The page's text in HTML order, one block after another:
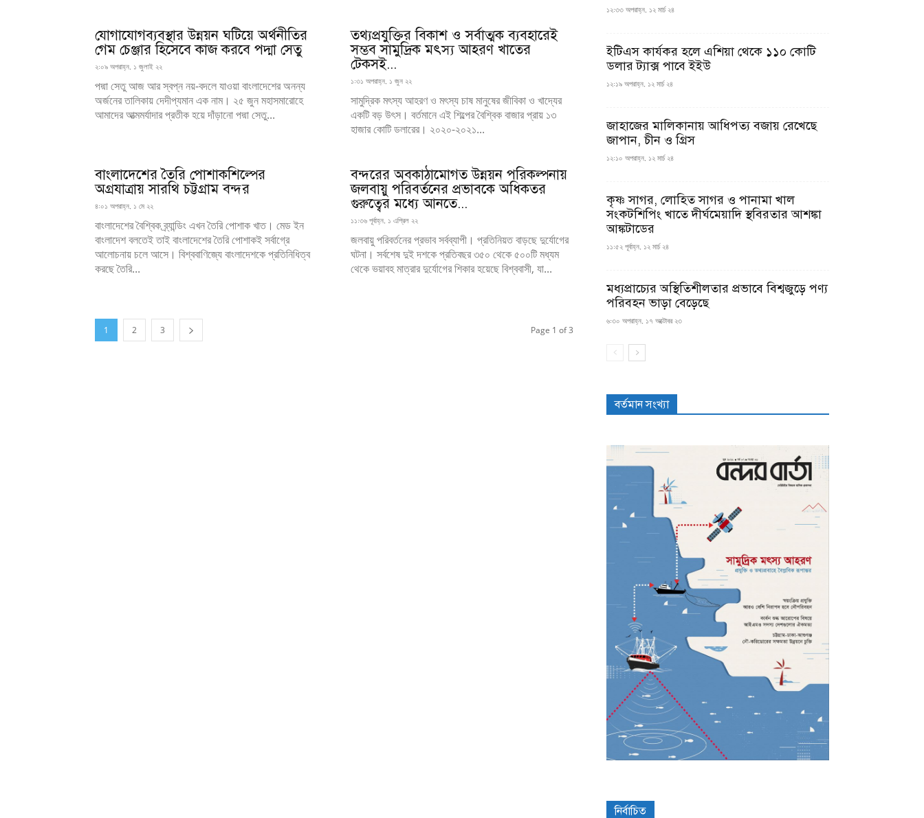
যোগাযোগব্যবস্থার উন্নয়ন ঘটিয়ে অর্থনীতির
গেম চেঞ্জার হিসেবে কাজ করবে পদ্মা সেতু
২:০৯ অপরাহ্ন, ১ জুলাই ২২
পদ্মা সেতু আজ আর স্বপ্ন নয়-বদলে যাওয়া বাংলাদেশের অনন্য
অর্জনের তালিকায় দেদীপ্যমান এক নাম। ২৫ জুন মহাসমারোহে
আমাদের আত্মমর্যাদার প্রতীক হয়ে দাঁড়ানো পদ্মা সেতু...
তথ্যপ্রযুক্তির বিকাশ ও সর্বাত্মক ব্যবহারেই
সম্ভব সামুদ্রিক মৎস্য আহরণ খাতের
টেকসই...
১:৩১ অপরাহ্ন, ১ জুন ২২
সামুদ্রিক মৎস্য আহরণ ও মৎস্য চাষ মানুষের জীবিকা ও খাদ্যের
একটি বড় উৎস। বর্তমানে এই শিল্পের বৈশ্বিক বাজার প্রায় ১৩
হাজার কোটি ডলারের। ২০২০-২০২১...
বাংলাদেশের তৈরি পোশাকশিল্পের
অগ্রযাত্রায় সারথি চট্টগ্রাম বন্দর
৪:০১ অপরাহ্ন, ১ মে ২২
বাংলাদেশের বৈশ্বিক ব্র্যান্ডিং এখন তৈরি পোশাক খাত। মেড ইন
বাংলাদেশ বলতেই তাই বাংলাদেশের তৈরি পোশাকই সর্বাগ্রে
আলোচনায় চলে আসে। বিশ্ববাণিজ্যে বাংলাদেশকে প্রতিনিধিত্ব
করছে তৈরি...
বন্দরের অবকাঠামোগত উন্নয়ন পরিকল্পনায়
জলবায়ু পরিবর্তনের প্রভাবকে অধিকতর
গুরুত্বের মধ্যে আনতে...
১১:৩৬ পূর্বাহ্ন, ১ এপ্রিল ২২
জলবায়ু পরিবর্তনের প্রভাব সর্বব্যাপী। প্রতিনিয়ত বাড়ছে দুর্যোগের
ঘটনা। সর্বশেষ দুই দশকে প্রতিবছর ৩৫০ থেকে ৫০০টি মধ্যম
থেকে ভয়াবহ মাত্রার দুর্যোগের শিকার হয়েছে বিশ্ববাসী, যা...
1 2 3 Page 1 of 3
১২:৩৩ অপরাহ্ন, ১২ মার্চ ২৪
ইটিএস কার্যকর হলে এশিয়া থেকে ১১০ কোটি
ডলার ট্যাক্স পাবে ইইউ
১২:১৯ অপরাহ্ন, ১২ মার্চ ২৪
জাহাজের মালিকানায় আধিপত্য বজায় রেখেছে
জাপান, চীন ও গ্রিস
১২:১০ অপরাহ্ন, ১২ মার্চ ২৪
কৃষ্ণ সাগর, লোহিত সাগর ও পানামা খাল
সংকটশিপিং খাতে দীর্ঘমেয়াদি স্থবিরতার আশঙ্কা
আঙ্কটাডের
১১:৫২ পূর্বাহ্ন, ১২ মার্চ ২৪
মধ্যপ্রাচ্যের অস্থিতিশীলতার প্রভাবে বিশ্বজুড়ে পণ্য
পরিবহন ভাড়া বেড়েছে
৬:৩০ অপরাহ্ন, ১৭ অক্টোবর ২৩
বর্তমান সংখ্যা
নির্বাচিত